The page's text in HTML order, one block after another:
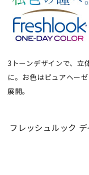
3トーンデザインで、立
に。お色はピュアヘー
展開。
フレッシュルック